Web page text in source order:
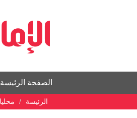
الصفحة الرئيسة
الرئيسة